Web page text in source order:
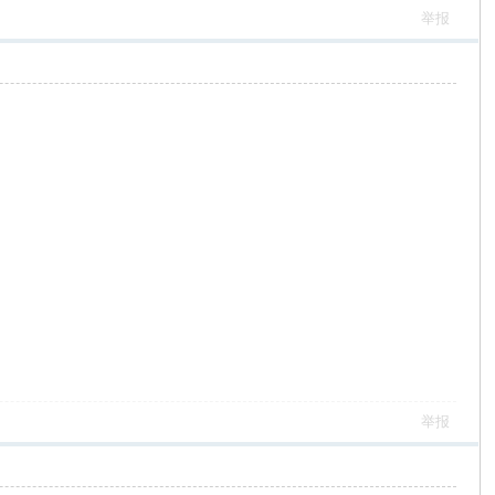
举报
举报